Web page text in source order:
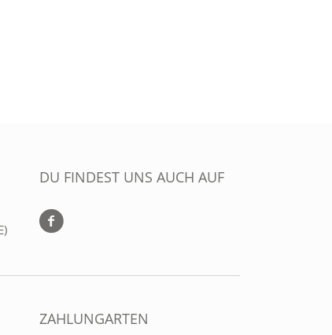
DU FINDEST UNS AUCH AUF
ZAHLUNGARTEN